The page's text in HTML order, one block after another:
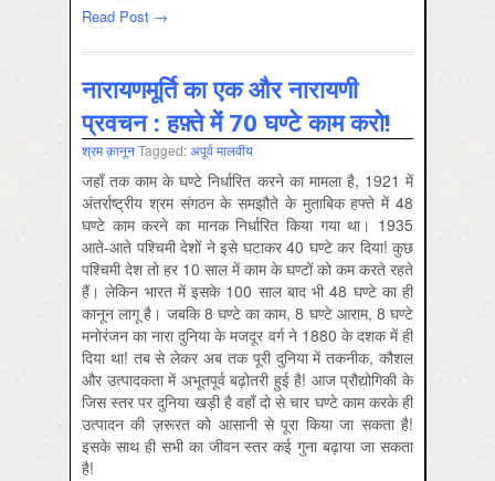
Read Post →
नारायणमूर्ति का एक और नारायणी
प्रवचन : हफ़्ते में 70 घण्टे काम करो!
श्रम क़ानूनTagged:अपूर्व मालवीय
जहाँ तक काम के घण्टे निर्धारित करने का मामला है, 1921 में
अंतर्राष्ट्रीय श्रम संगठन के समझौते के मुताबिक हफ्ते में 48
घण्टे काम करने का मानक निर्धारित किया गया था। 1935
आते-आते पश्चिमी देशों ने इसे घटाकर 40 घण्टे कर दिया! कुछ
पश्चिमी देश तो हर 10 साल में काम के घण्टों को कम करते रहते
हैं। लेकिन भारत में इसके 100 साल बाद भी 48 घण्टे का ही
कानून लागू है। जबकि 8 घण्टे का काम, 8 घण्टे आराम, 8 घण्टे
मनोरंजन का नारा दुनिया के मजदूर वर्ग ने 1880 के दशक में ही
दिया था! तब से लेकर अब तक पूरी दुनिया में तकनीक, कौशल
और उत्पादकता में अभूतपूर्व बढ़ोतरी हुई है! आज प्रौद्योगिकी के
जिस स्तर पर दुनिया खड़ी है वहाँ दो से चार घण्टे काम करके ही
उत्पादन की ज़रूरत को आसानी से पूरा किया जा सकता है!
इसके साथ ही सभी का जीवन स्तर कई गुना बढ़ाया जा सकता
है!